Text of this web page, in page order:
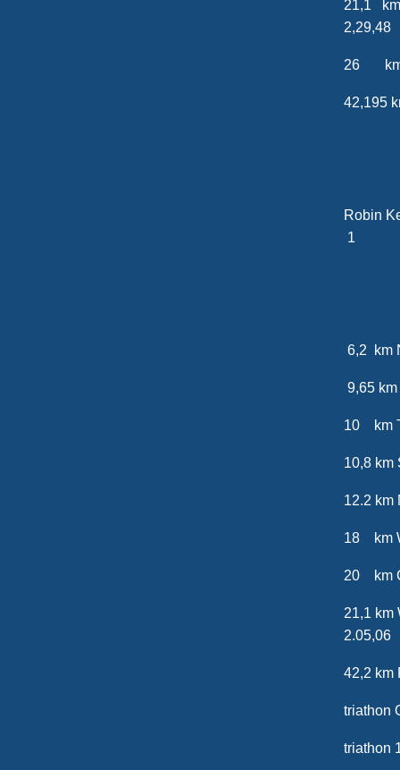
2,29,48
26
1
6,2
9,65
10
10,8
12.2
18 km
20 km
21,1
2.05,06
42,2 km
triathon